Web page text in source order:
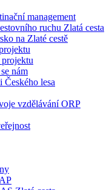
management
ruchu Zlatá cesta
na Zlaté cestě
nám
Českého lesa
vzdělávání ORP